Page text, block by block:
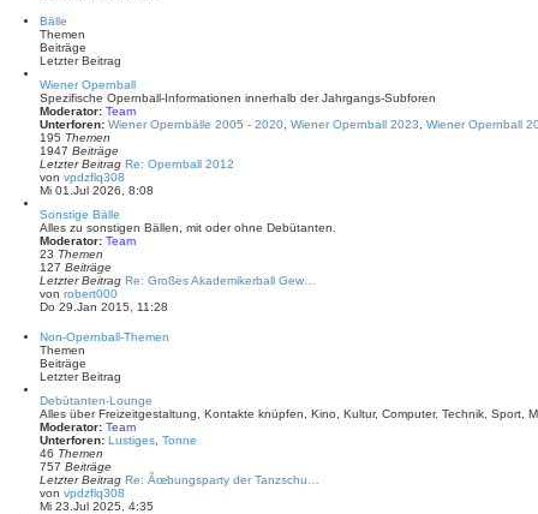
g
e
t
g
Bälle
Themen
Beiträge
Letzter Beitrag
Wiener Opernball
Spezifische Opernball-Informationen innerhalb der Jahrgangs-Subforen
Moderator: Team
Unterforen: Wiener Opernbälle 2005 - 2020 Wiener Opernball 2023
Wiener Opernball
195 Themen
1947 Beiträge
Letzter Beitrag Re: Opernball 2012
von vpdzflq308
e
s
t
B
i
r
Mi 01.Jul 2026, 8:08
Sonstige Bälle
Alles zu sonstigen Bällen, mit oder ohne Debütanten.
Moderator: Team
23 Themen
127 Beiträge
Letzter Beitrag Re: Großes Akademikerball Gew…
von robert000N
e
e
s
r
B
e
i
t
g
Do 29.Jan 2015, 11:28
Non-Opernball-Themen
Themen
Beiträge
Letzter Beitrag
Debütanten-Lounge
Alles über Freizeitgestaltung, Kontakte knüpfen, Kino, Kultur, Computer, Technik, Sport,
Moderator: Team
Unterforen: Lustiges Tonne
46 Themen
757 Beiträge
Letzter Beitrag Re: Ãœbungsparty der Tanzschu…
von vpdzflq308
e
Mi 23.Jul 2025, 4:35